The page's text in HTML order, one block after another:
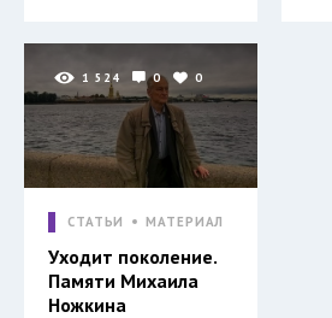
1 524 0 0
СТАТЬИ МАТЕРИАЛ
Уходит поколение.
Памяти Михаила
Ножкина